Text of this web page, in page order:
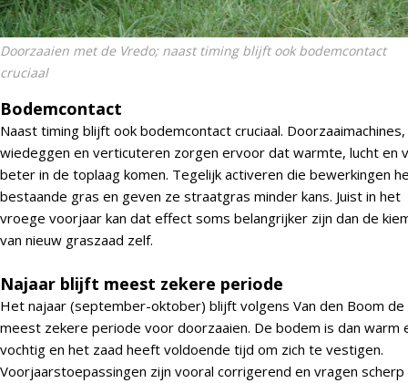
Doorzaaien met de Vredo; naast timing blijft ook bodemcontact
cruciaal
Bodemcontact
Naast timing blijft ook bodemcontact cruciaal. Doorzaaimachines,
wiedeggen en verticuteren zorgen ervoor dat warmte, lucht en
beter in de toplaag komen. Tegelijk activeren die bewerkingen
bestaande gras en geven ze straatgras minder kans. Juist in het
vroege voorjaar kan dat effect soms belangrijker zijn dan de
van nieuw graszaad zelf.
Najaar blijft meest zekere periode
Het najaar (september-oktober) blijft volgens Van den Boom de
meest zekere periode voor doorzaaien. De bodem is dan warm
vochtig en het zaad heeft voldoende tijd om zich te vestigen.
Voorjaarstoepassingen zijn vooral corrigerend en vragen scherp